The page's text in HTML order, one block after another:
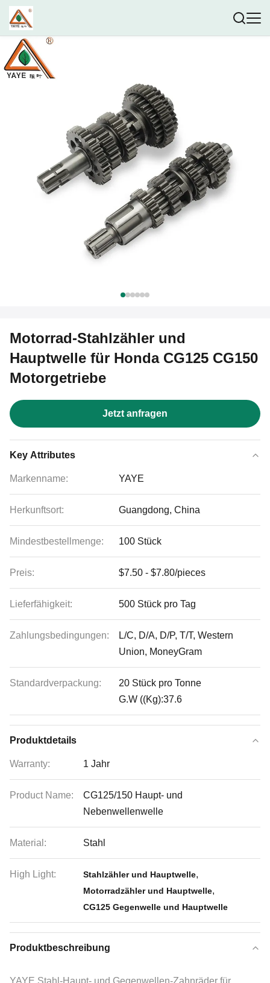
Motorrad-Stahlzähler und
Hauptwelle für Honda CG125 CG150
Motorgetriebe
Jetzt anfragen
Key Attributes
Markenname: YAYE
Herkunftsort: Guangdong, China
Mindestbestellmenge: 100 Stück
Preis: $7.50 - $7.80/pieces
Lieferfähigkeit: 500 Stück pro Tag
Zahlungsbedingungen:
L/C, D/A, D/P, T/T, Western
Union, MoneyGram
Standardverpackung:
20 Stück pro Tonne
G.W ((Kg):37.6
Produktdetails
Warranty: 1 Jahr
Product Name:
CG125/150 Haupt- und
Nebenwellenwelle
Material: Stahl
High Light: Stahlzähler und Hauptwelle,
Motorradzähler und Hauptwelle,
CG125 Gegenwelle und Hauptwelle
Produktbeschreibung
YAYE Stahl-Haupt- und Gegenwellen-Zahnräder für